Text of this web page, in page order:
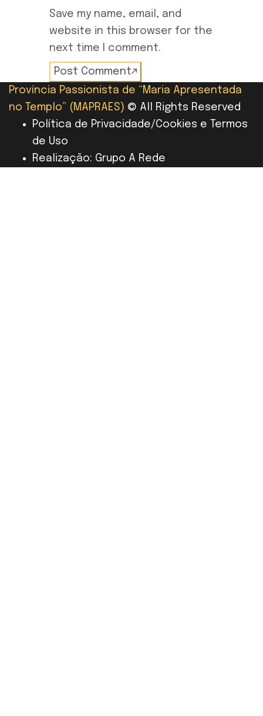
Save my name, email, and
website in this browser for the
next time I comment.
Post Comment
Província Passionista de “Maria Apresentada
no Templo” (MAPRAES) © All Rights Reserved
Política de Privacidade/Cookies e Termos
de Uso
Realização: Grupo A Rede